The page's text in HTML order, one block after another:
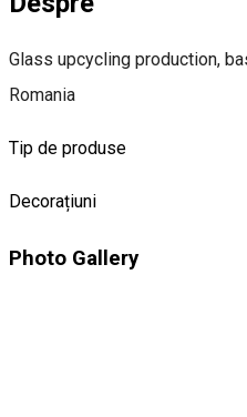
Glass upcycling production,
Romania
Tip de produse
Decorațiuni
Photo Gallery